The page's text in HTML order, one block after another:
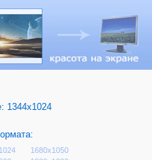
1344x1024
1680x1050